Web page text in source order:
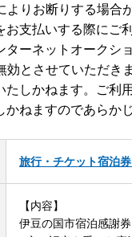
りお断りする場合
支払いする際にご
ーネットオークシ
とさせていただきま
しかねます。ご利
ねますのであらか
旅行・チケット宿泊
【内容】
伊豆の国市宿泊感謝